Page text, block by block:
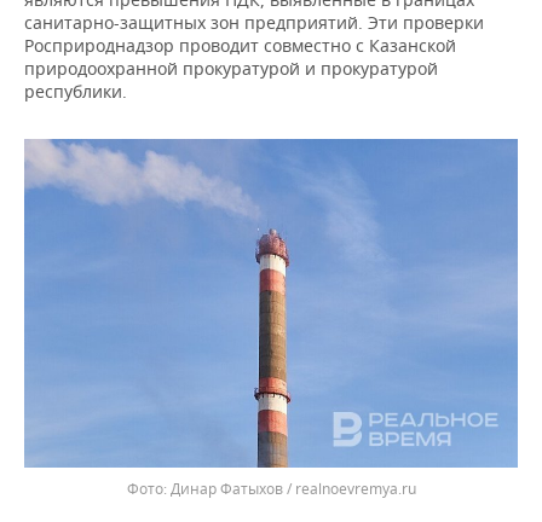
санитарно-защитных зон предприятий. Эти проверки
Росприроднадзор проводит совместно с Казанской
природоохранной прокуратурой и прокуратурой
республики.
Динар Фатыхов / realnoevremya.ru